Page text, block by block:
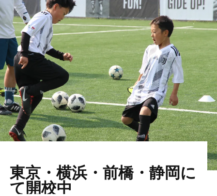
東京・横浜・前橋・静岡に
て開校中